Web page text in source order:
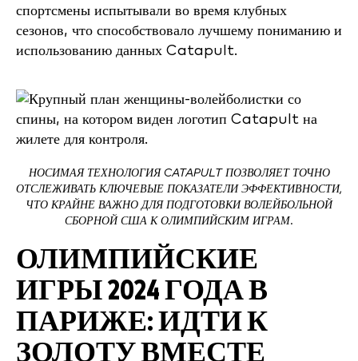
спортсмены испытывали во время клубных
сезонов, что способствовало лучшему пониманию и
использованию данных Catapult.
НОСИМАЯ ТЕХНОЛОГИЯ CATAPULT ПОЗВОЛЯЕТ ТОЧНО
ОТСЛЕЖИВАТЬ КЛЮЧЕВЫЕ ПОКАЗАТЕЛИ ЭФФЕКТИВНОСТИ,
ЧТО КРАЙНЕ ВАЖНО ДЛЯ ПОДГОТОВКИ ВОЛЕЙБОЛЬНОЙ
СБОРНОЙ США К ОЛИМПИЙСКИМ ИГРАМ.
ОЛИМПИЙСКИЕ
ИГРЫ 2024 ГОДА В
ПАРИЖЕ: ИДТИ К
ЗОЛОТУ ВМЕСТЕ